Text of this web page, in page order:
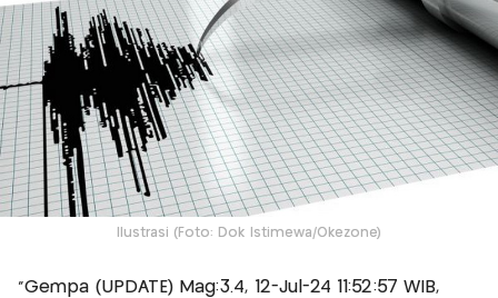
Ilustrasi (Foto: Dok Istimewa/Okezone)
“Gempa (UPDATE) Mag:3.4, 12-Jul-24 11:52:57 WIB,